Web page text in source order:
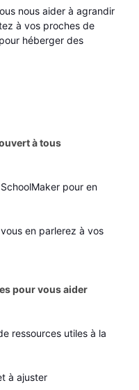
nous aider à agrandir
à vos proches de
héberger des
à tous
pour en
en parlerez à vos
pour vous aider
ressources utiles à la
à ajuster